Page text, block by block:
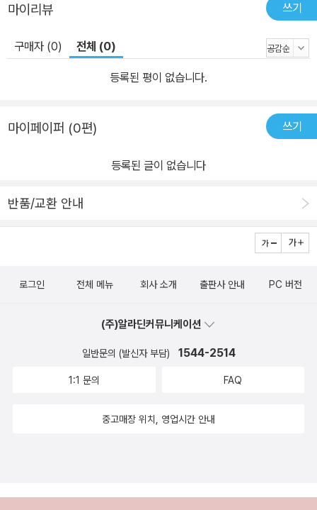
관이 판결할 때 천착하는 이론의 가능성을 모색하면서 피상속인을 살
당시에는 적법했던 행위를 처벌하는 소급효의 문제(동독의 국경 수비
대 사건)와 그에 대한 라드브루흐의 비판, 동성혼인에 대한 헌법상 평
개로 법과 도덕의 관계에 대한 이론사를 다룬다. 저자는 법이 사회적
사실에 의해 결정된다는 입장(실증주의)과 법이 도덕적 고려에 크게
으로 삼아 논의를 전개하려는 전략을 소개한다. 3장 “법실증주의”는
다는 법실증주의를 소개한다. 이를 위해 법을 주권자의 명령으로 보
는 오스틴과 벤담의 ‘명령 이론’을 시작으로, 법 효력의 궁극적 기준이
라고 할 수 있는 ‘승인 규칙’을 통해 법이 어떻게 사회적 사실들에 의
하는 켈젠의 이론을 다룬다. 특히 저자는 하트의 승인 규칙이 법 관련
운 관점을 제시한다. 나아가 실증주의에서도 법 효력의 궁극적 기준
들에 대한 믿음이 법의 내용을 결정하는 데 있어 도덕 판단을 전혀 고
덕적 읽기를 고려하는 포용주의(포용적 법실증주의)를 소개한다. 후
의”는 법의 내용을 규정하는 데 도덕적 고려를 강조한다. 즉, 법이란
마이리뷰 쓰기
구매자 (0) 전체 (0)
등록된 평이 없습니다.
마이페이퍼 (0편) 쓰기
등록된 글이 없습니다
반품/교환 안내
로그인 전체 메뉴 회사 소개 출판사 안내 PC 버전
(주)알라딘커뮤니케이션
일반문의 (발신자 부담) 1544-2514
1:1 문의 FAQ
중고매장 위치, 영업시간 안내